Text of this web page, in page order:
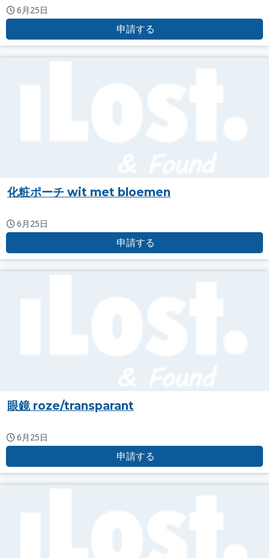
6月25日
申請する
化粧ポーチ wit met bloemen
6月25日
申請する
眼鏡 roze/transparant
6月25日
申請する